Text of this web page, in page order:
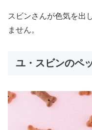
スビンさんが色気を出
ません。
ユ・スビンのペ